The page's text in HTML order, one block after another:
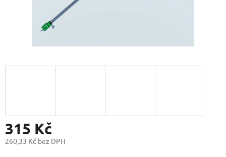
315 Kč
260,33 Kč bez DPH